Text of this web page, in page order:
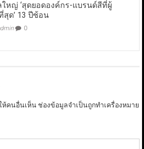
ลใหญ่ ‘สุดยอดองค์กร-แบรนด์สีที่ผู้
ด’ 13 ปีซ้อน
0
ห้คนอื่นเห็น ช่องข้อมูลจำเป็นถูกทำเครื่องหมาย